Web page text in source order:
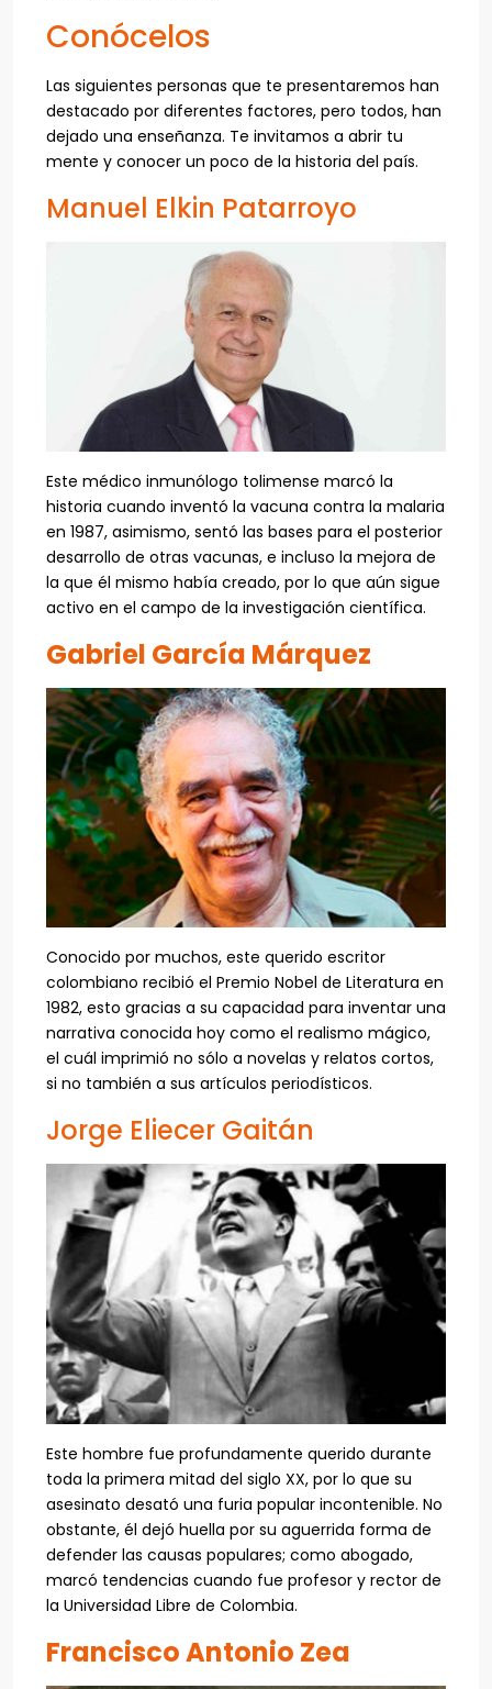
Conócelos
Las siguientes personas que te presentaremos han
destacado por diferentes factores, pero todos, han
dejado una enseñanza. Te invitamos a abrir tu
mente y conocer un poco de la historia del país.
Manuel Elkin Patarroyo
Este médico inmunólogo tolimense marcó la
historia cuando inventó la vacuna contra la malaria
en 1987, asimismo, sentó las bases para el posterior
desarrollo de otras vacunas, e incluso la mejora de
la que él mismo había creado, por lo que aún sigue
activo en el campo de la investigación científica.
Gabriel García Márquez
Conocido por muchos, este querido escritor
colombiano recibió el Premio Nobel de Literatura en
1982, esto gracias a su capacidad para inventar una
narrativa conocida hoy como el realismo mágico,
el cuál imprimió no sólo a novelas y relatos cortos,
si no también a sus artículos periodísticos.
Jorge Eliecer Gaitán
Este hombre fue profundamente querido durante
toda la primera mitad del siglo XX, por lo que su
asesinato desató una furia popular incontenible. No
obstante, él dejó huella por su aguerrida forma de
defender las causas populares; como abogado,
marcó tendencias cuando fue profesor y rector de
la Universidad Libre de Colombia.
Francisco Antonio Zea